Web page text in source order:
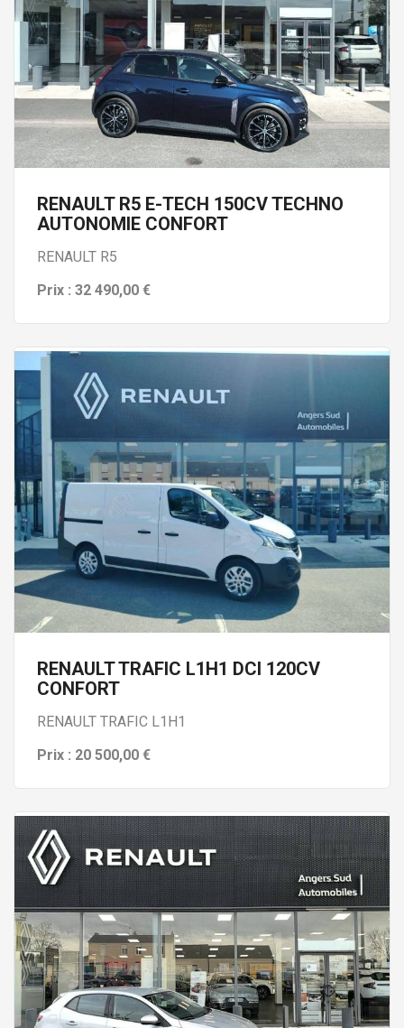
RENAULT R5 E-TECH 150CV TECHNO
AUTONOMIE CONFORT
RENAULT R5
Prix : 32 490,00 €
RENAULT TRAFIC L1H1 DCI 120CV
CONFORT
RENAULT TRAFIC L1H1
Prix : 20 500,00 €